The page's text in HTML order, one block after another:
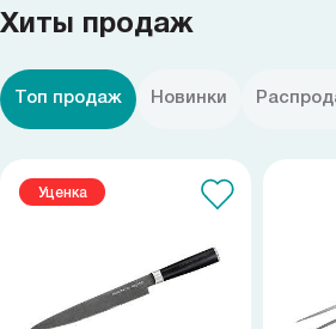
Хиты продаж
Топ продаж Новинки
Уценка